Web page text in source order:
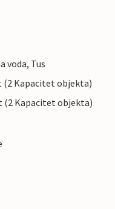
voda, Tus
(2 Kapacitet objekta)
(2 Kapacitet objekta)